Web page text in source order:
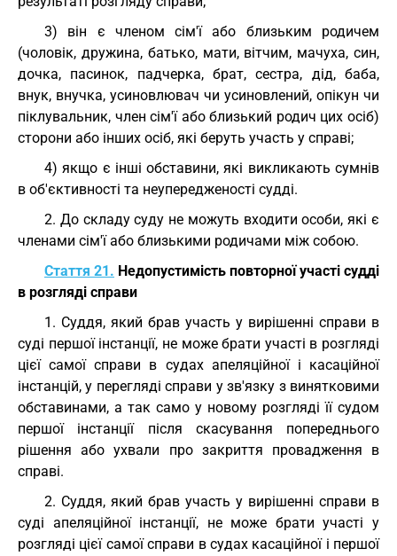
3) він є членом сім'ї або близьким родичем
(чоловік, дружина, батько, мати, вітчим, мачуха, син,
дочка, пасинок, падчерка, брат, сестра, дід, баба,
внук, внучка, усиновлювач чи усиновлений, опікун чи
піклувальник, член сім'ї або близький родич цих осіб)
сторони або інших осіб, які беруть участь у справі;
4) якщо є інші обставини, які викликають сумнів
в об'єктивності та неупередженості судді.
2. До складу суду не можуть входити особи, які є
членами сім'ї або близькими родичами між собою.
Стаття 21. Недопустимість повторної участі судді
в розгляді справи
1. Суддя, який брав участь у вирішенні справи в
суді першої інстанції, не може брати участі в розгляді
цієї самої справи в судах апеляційної і касаційної
інстанцій, у перегляді справи у зв'язку з винятковими
обставинами, а так само у новому розгляді її судом
першої інстанції після скасування попереднього
рішення або ухвали про закриття провадження в
справі.
2. Суддя, який брав участь у вирішенні справи в
суді апеляційної інстанції, не може брати участі у
розгляді цієї самої справи в судах касаційної і першої